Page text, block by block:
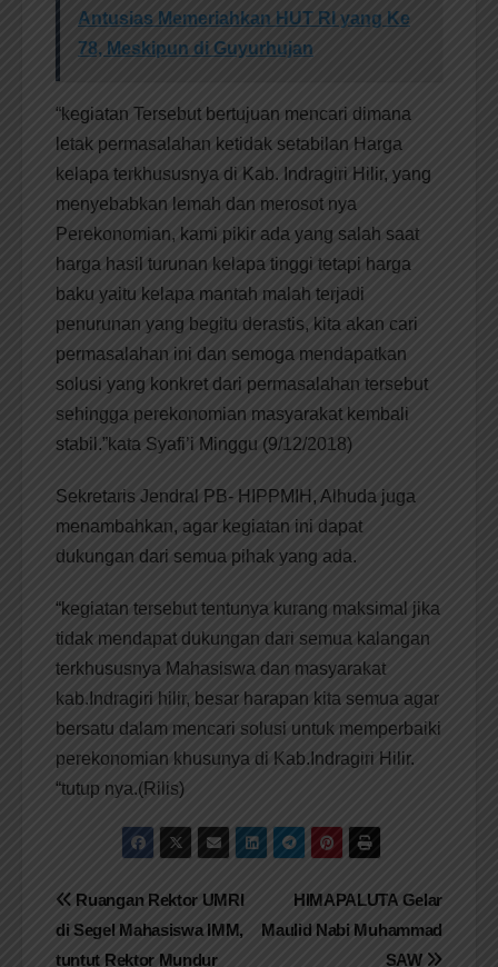
Antusias Memeriahkan HUT RI yang Ke
78, Meskipun di Guyurhujan
“kegiatan Tersebut bertujuan mencari dimana
letak permasalahan ketidak setabilan Harga
kelapa terkhususnya di Kab. Indragiri Hilir, yang
menyebabkan lemah dan merosot nya
Perekonomian, kami pikir ada yang salah saat
harga hasil turunan kelapa tinggi tetapi harga
baku yaitu kelapa mantah malah terjadi
penurunan yang begitu derastis, kita akan cari
permasalahan ini dan semoga mendapatkan
solusi yang konkret dari permasalahan tersebut
sehingga perekonomian masyarakat kembali
stabil.”kata Syafi’i Minggu (9/12/2018)
Sekretaris Jendral PB- HIPPMIH, Alhuda juga
menambahkan, agar kegiatan ini dapat
dukungan dari semua pihak yang ada.
“kegiatan tersebut tentunya kurang maksimal jika
tidak mendapat dukungan dari semua kalangan
terkhususnya Mahasiswa dan masyarakat
kab.Indragiri hilir, besar harapan kita semua agar
bersatu dalam mencari solusi untuk memperbaiki
perekonomian khusunya di Kab.Indragiri Hilir.
“tutup nya.(Rilis)
Navigasi
pos
HIMAPALUTA Gelar
Maulid Nabi Muhammad
SAW
Ruangan Rektor UMRI
di Segel Mahasiswa IMM,
tuntut Rektor Mundur